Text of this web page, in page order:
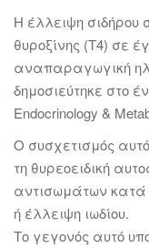
Η έλλειψη σιδήρου
θυροξίνης (T4) σε
αναπαραγωγική
δημοσιεύτηκε στο
Endocrinology &
Ο συσχετισμός
τη θυρεοειδική
αντισωμάτων κατά
ή έλλειψη ιωδίου.
Το γεγονός αυτό